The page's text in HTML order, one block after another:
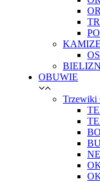
OBUWIE
Trzewiki